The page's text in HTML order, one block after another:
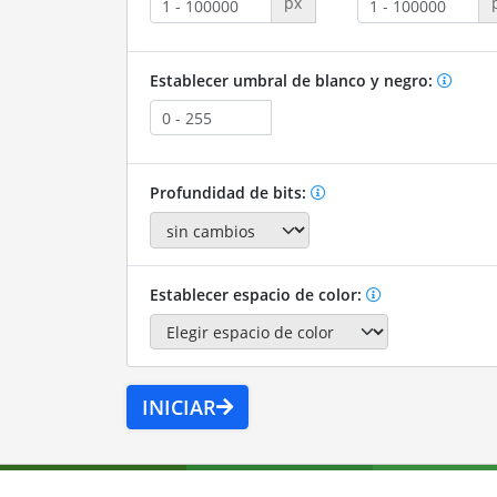
Establecer umbral de blanco y negro:
Profundidad de bits:
Establecer espacio de color:
INICIAR